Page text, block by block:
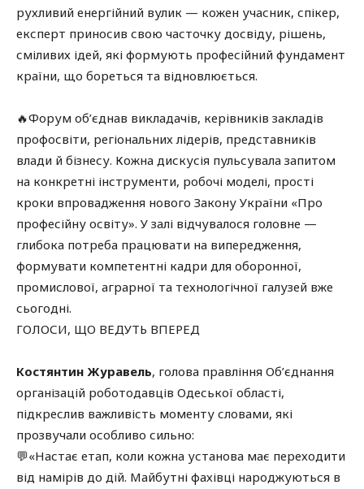
рухливий енергійний вулик — кожен учасник, спікер,
експерт приносив свою часточку досвіду, рішень,
сміливих ідей, які формують професійний фундамент
країни, що бореться та відновлюється.
🔥Форум об’єднав викладачів, керівників закладів
профосвіти, регіональних лідерів, представників
влади й бізнесу. Кожна дискусія пульсувала запитом
на конкретні інструменти, робочі моделі, прості
кроки впровадження нового Закону України «Про
професійну освіту». У залі відчувалося головне —
глибока потреба працювати на випередження,
формувати компетентні кадри для оборонної,
промислової, аграрної та технологічної галузей вже
сьогодні.
ГОЛОСИ, ЩО ВЕДУТЬ ВПЕРЕД
Костянтин Журавель, голова правління Об’єднання
організацій роботодавців Одеської області,
підкреслив важливість моменту словами, які
прозвучали особливо сильно:
💬«Настає етап, коли кожна установа має переходити
від намірів до дій. Майбутні фахівці народжуються в